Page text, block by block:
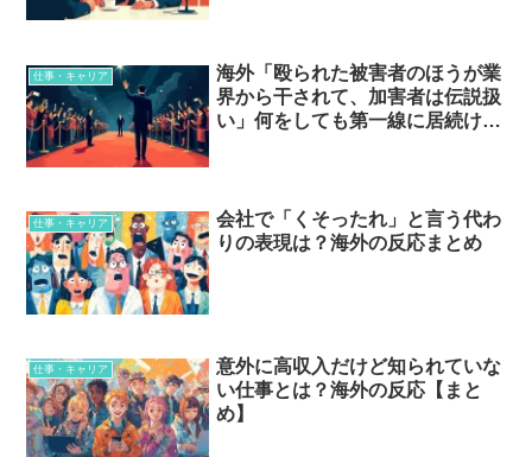
仕事・キャリア
海外「殴られた被害者のほうが業
界から干されて、加害者は伝説扱
い」何をしても第一線に居続ける
仕事・キャリア
会社で「くそったれ」と言う代わ
りの表現は？海外の反応まとめ
仕事・キャリア
意外に高収入だけど知られていな
い仕事とは？海外の反応【まと
め】